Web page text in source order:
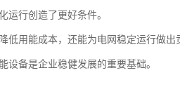
运行创造了更好条件。
低用能成本，还能为电网稳定运行做
设备是企业稳健发展的重要基础。